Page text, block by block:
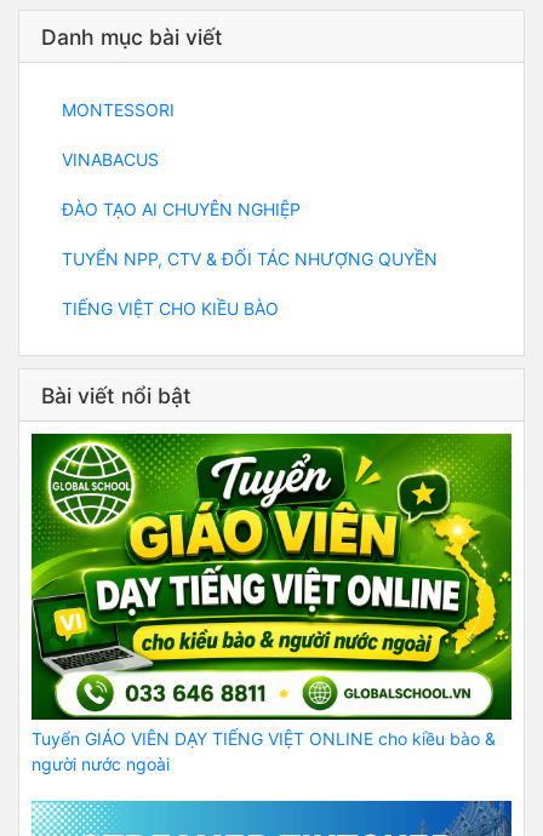
Danh mục bài viết
MONTESSORI
VINABACUS
ĐÀO TẠO AI CHUYÊN NGHIỆP
TUYỂN NPP, CTV & ĐỐI TÁC NHƯỢNG QUYỀN
TIẾNG VIỆT CHO KIỀU BÀO
Bài viết nổi bật
Tuyển GIÁO VIÊN DẠY TIẾNG VIỆT ONLINE cho kiều bào &
người nước ngoài